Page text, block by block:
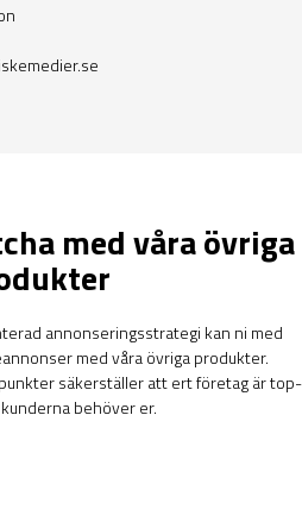
med våra övriga
annonseringsstrategi kan ni med
med våra övriga produkter.
säkerställer att ert företag är top-
behöver er.